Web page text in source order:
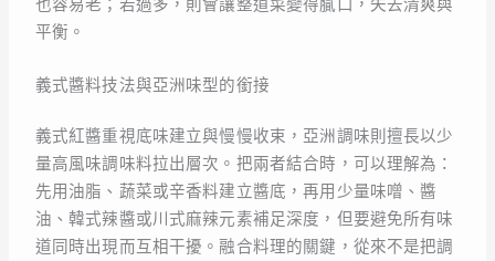
也容易老；若過多，則會讓整道菜變得膩口，失去清爽與
平衡。
義式醬料技法與亞洲味型的銜接
義式紅醬重視底味建立與慢慢收束，亞洲調味則擅長以少
量高風味調味料拉出層次。把兩者結合時，可以理解為：
先用油脂、蔬菜或辛香料建立醬底，再用少量味噌、醬
油、韓式辣醬或川式麻辣元素補足深度，但要避免所有味
道同時出現而互相干擾。融合料理的關鍵，從來不是把調